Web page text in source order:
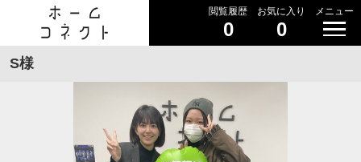
閲覧履歴
0
お気に入り
0
メニュー
S様